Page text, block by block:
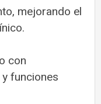
mejorando el
con
funciones